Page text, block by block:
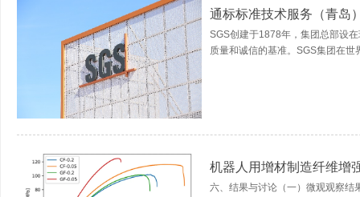
通标标准技术服务（青岛
SGS创建于1878年，集团总部设
质量和诚信的基准。SGS集团在
机器人用增材制造纤维增
六、结果与讨论（一）微观观察结